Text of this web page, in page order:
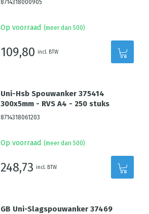
8714318000905
Op voorraad (meer dan 500)
109,80 incl. BTW
Uni-Hsb Spouwanker 375414
300x5mm - RVS A4 - 250 stuks
8714318061203
Op voorraad (meer dan 500)
248,73 incl. BTW
GB Uni-Slagspouwanker 37469